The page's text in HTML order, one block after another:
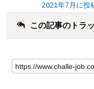
2021年7月に投
この記事のトラ
の
記